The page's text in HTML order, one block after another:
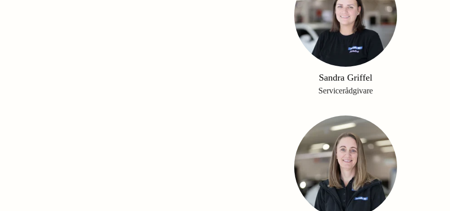
Sandra Griffel
Servicerådgivare